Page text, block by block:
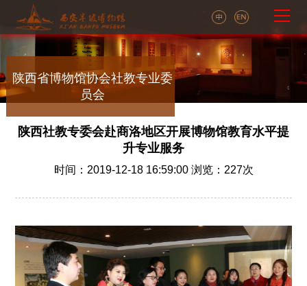
陕西省博物馆协会社教专业委
员会
陕西社教专委会赴商洛地区开展博物馆教育水平提
升专业服务
时间：2019-12-18 16:59:00 浏览： 227次